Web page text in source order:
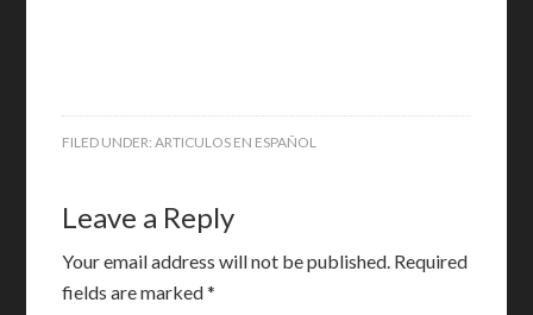
FILED UNDER:ARTICULOS EN ESPAÑOL
Leave a Reply
Your email address will not be published. Required
fields are marked*